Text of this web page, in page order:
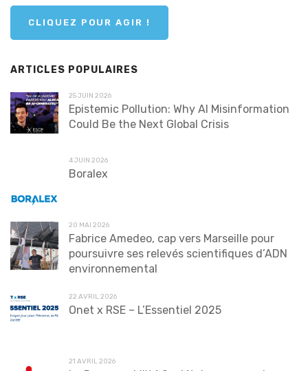
CLIQUEZ POUR AGIR !
ARTICLES POPULAIRES
25 JUIN 2026
Epistemic Pollution: Why AI Misinformation
Could Be the Next Global Crisis
4 JUIN 2026
Boralex
20 MAI 2026
Fabrice Amedeo, cap vers Marseille pour
poursuivre ses relevés scientifiques d’ADN
environnemental
22 AVRIL 2026
Onet x RSE – L’Essentiel 2025
21 AVRIL 2026